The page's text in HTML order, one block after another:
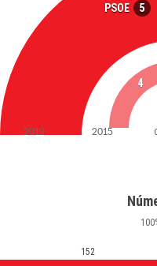
PSOE 5
4
2019 2015
100
152